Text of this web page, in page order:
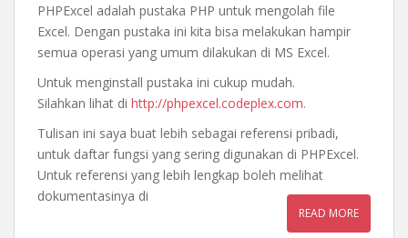
PHPExcel adalah pustaka PHP untuk mengolah file
Excel. Dengan pustaka ini kita bisa melakukan hampir
semua operasi yang umum dilakukan di MS Excel.
Untuk menginstall pustaka ini cukup mudah.
Silahkan lihat di http://phpexcel.codeplex.com.
Tulisan ini saya buat lebih sebagai referensi pribadi,
untuk daftar fungsi yang sering digunakan di PHPExcel.
Untuk referensi yang lebih lengkap boleh melihat
dokumentasinya di
READ MORE